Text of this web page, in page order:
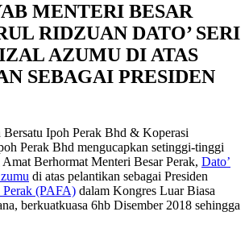
MENTERI BESAR
RIDZUAN DATO’ SERI
AZUMU DI ATAS
SEBAGAI PRESIDEN
Bersatu Ipoh Perak Bhd & Koperasi
Perak Bhd mengucapkan setinggi-tinggi
Amat Berhormat Menteri Besar Perak, Dato’
di atas pelantikan sebagai Presiden
Perak (PAFA) dalam Kongres Luar Biasa
berkuatkuasa 6hb Disember 2018 sehingga